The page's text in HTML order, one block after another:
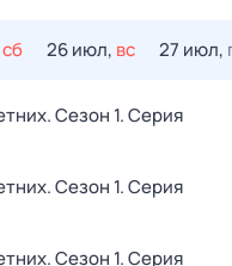
сб 26 июл, вс 27 июл,
. Сезон 1. Серия
. Сезон 1. Серия
. Сезон 1. Серия